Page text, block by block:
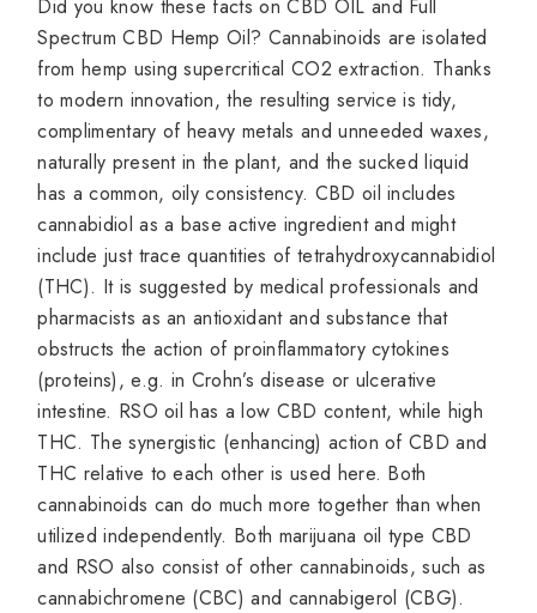
Did you know these facts on CBD OIL and Full
Spectrum CBD Hemp Oil? Cannabinoids are isolated
from hemp using supercritical CO2 extraction. Thanks
to modern innovation, the resulting service is tidy,
complimentary of heavy metals and unneeded waxes,
naturally present in the plant, and the sucked liquid
has a common, oily consistency. CBD oil includes
cannabidiol as a base active ingredient and might
include just trace quantities of tetrahydroxycannabidiol
(THC). It is suggested by medical professionals and
pharmacists as an antioxidant and substance that
obstructs the action of proinflammatory cytokines
(proteins), e.g. in Crohn’s disease or ulcerative
intestine. RSO oil has a low CBD content, while high
THC. The synergistic (enhancing) action of CBD and
THC relative to each other is used here. Both
cannabinoids can do much more together than when
utilized independently. Both marijuana oil type CBD
and RSO also consist of other cannabinoids, such as
cannabichromene (CBC) and cannabigerol (CBG).